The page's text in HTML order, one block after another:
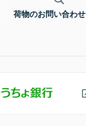
荷物のお問い合わせ